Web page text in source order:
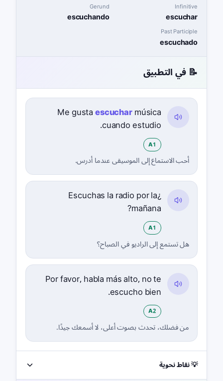
Infinitive
escuchar
Gerund
escuchando
Past Participle
escuchado
📝 في التطبيق
Me gustaescucharmúsica
cuando estudio.
A1
أحب الاستماع إلى الموسيقى عندما أدرس.
¿Escuchas la radio por la
mañana?
A1
هل تستمع إلى الراديو في الصباح؟
Por favor, habla más alto, no te
escucho bien.
A2
من فضلك، تحدث بصوت أعلى، لا أسمعك جيدًا.
💡 نقاط نحوية